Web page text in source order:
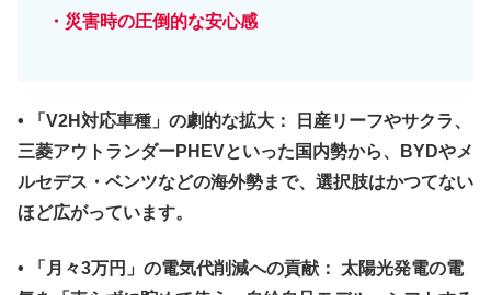
・災害時の圧倒的な安心感
• 「V2H対応車種」の劇的な拡大：
日産リーフやサクラ、
三菱アウトランダーPHEVといった国内勢から、BYDやメ
ルセデス・ベンツなどの海外勢まで、選択肢はかつてない
ほど広がっています。
• 「月々3万円」の電気代削減への貢献：
太陽光発電の電